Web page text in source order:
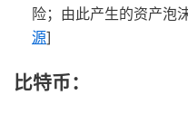
险；由此产生的资产泡
源]
比特币：